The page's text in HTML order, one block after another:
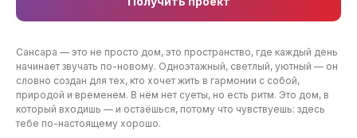
Сансара — это не просто дом, это пространство, где каждый день
начинает звучать по-новому. Одноэтажный, светлый, уютный — он
словно создан для тех, кто хочет жить в гармонии с собой,
природой и временем. В нём нет суеты, но есть ритм. Это дом, в
который входишь — и остаёшься, потому что чувствуешь: здесь
тебе по-настоящему хорошо.